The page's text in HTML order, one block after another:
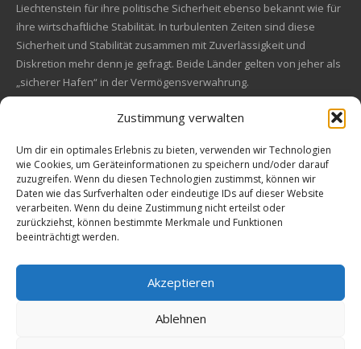
Zustimmung verwalten
Um dir ein optimales Erlebnis zu bieten, verwenden wir Technologien
wie Cookies, um Geräteinformationen zu speichern und/oder darauf
zuzugreifen. Wenn du diesen Technologien zustimmst, können wir
Daten wie das Surfverhalten oder eindeutige IDs auf dieser Website
verarbeiten. Wenn du deine Zustimmung nicht erteilst oder
zurückziehst, können bestimmte Merkmale und Funktionen
beeinträchtigt werden.
Akzeptieren
Ablehnen
Liechtenstein für ihre politische Sicherheit ebenso bekannt wie für
ihre wirtschaftliche Stabilität. In turbulenten Zeiten sind diese
Sicherheit und Stabilität zusammen mit Zuverlässigkeit und
Diskretion mehr denn je gefragt. Beide Länder gelten von jeher als
„sicherer Hafen“ in der Vermögensverwahrung.
Financial concept of convincing origin
Located in the heart of Europe, Switzerland and Liechtenstein are
also known for their political safety as for their economic stability.
In these turbulent times, security and stability along with reliability
and discretion are more in demand than ever. Both countries are
always a "safe haven" in asset safe.
© 2009-2026 All rights reserved. EM Global Service AG
Solutions
Kundenbewertungen und Erfahrungen zu
EM Global Service AG
42